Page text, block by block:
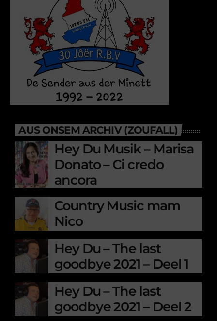
AUS ONSEM ARCHIV (ZOUFALL)
Hey Du Musik – Marisa
Donato – Ci credo
ancora
Country Music mam
Nico
Hey Du – The last
goodbye 2021 – Deel 1
Hey Du – The last
goodbye 2021 – Deel 2